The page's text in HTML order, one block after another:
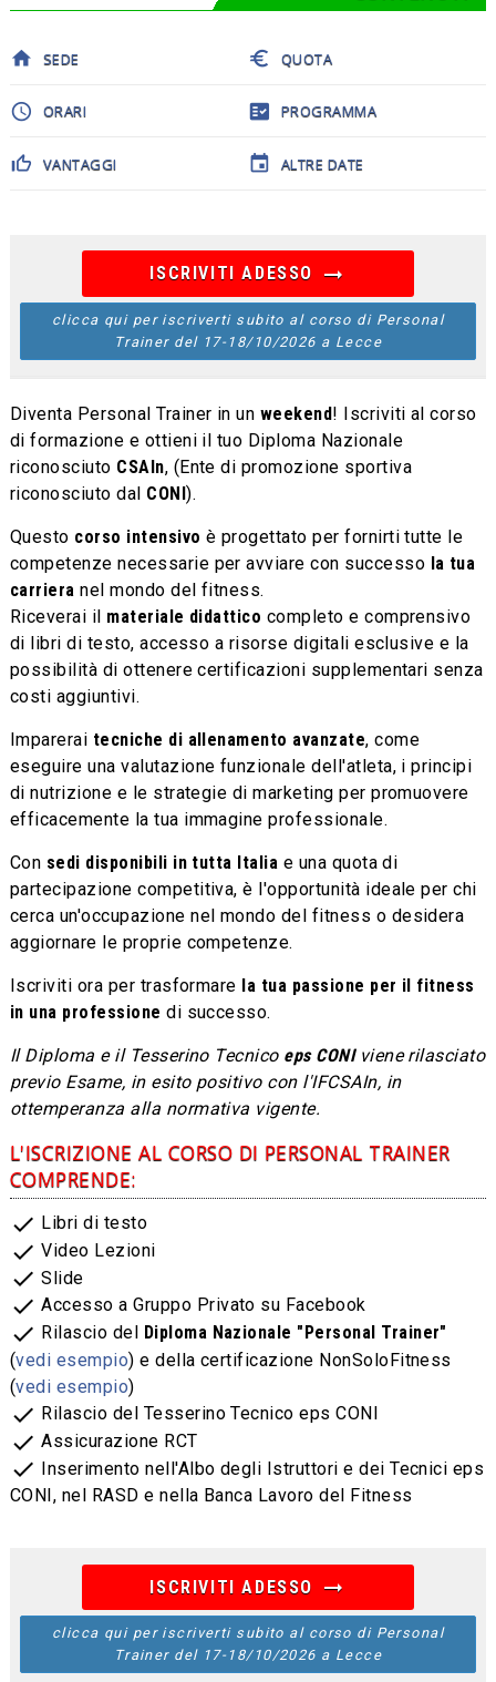
home SEDE euro QUOTA
schedule ORARI fact_check PROGRAMMA
thumb_up_off_alt VANTAGGI event ALTRE DATE
ISCRIVITI ADESSO arrow_right_alt
clicca qui per iscriverti subito al corso di Personal
Trainer del 17-18/10/2026 a Lecce
Diventa Personal Trainer in un weekend! Iscriviti al corso
di formazione e ottieni il tuo Diploma Nazionale
riconosciuto CSAIn, (Ente di promozione sportiva
riconosciuto dal CONI).
Questo corso intensivo è progettato per fornirti tutte le
competenze necessarie per avviare con successo la tua
carriera nel mondo del fitness.
Riceverai il materiale didattico completo e comprensivo
di libri di testo, accesso a risorse digitali esclusive e la
possibilità di ottenere certificazioni supplementari senza
costi aggiuntivi.
Imparerai tecniche di allenamento avanzate, come
eseguire una valutazione funzionale dell'atleta, i principi
di nutrizione e le strategie di marketing per promuovere
efficacemente la tua immagine professionale.
Con sedi disponibili in tutta Italia e una quota di
partecipazione competitiva, è l'opportunità ideale per chi
cerca un'occupazione nel mondo del fitness o desidera
aggiornare le proprie competenze.
Iscriviti ora per trasformare la tua passione per il fitness
in una professione di successo.
Il Diploma e il Tesserino Tecnico eps CONIviene rilasciato
previo Esame, in esito positivo con l'IFCSAIn, in
ottemperanza alla normativa vigente.
L'ISCRIZIONE AL CORSO DI PERSONAL TRAINER
COMPRENDE:
check Libri di testo
check Video Lezioni
check Slide
check Accesso a Gruppo Privato su Facebook
check Rilascio del
Diploma Nazionale "Personal Trainer"
(vedi esempio) e della certificazione NonSoloFitness
(vedi esempio)
check Rilascio del Tesserino Tecnico eps CONI
check Assicurazione RCT
check Inserimento nell'Albo degli Istruttori e dei Tecnici eps
CONI, nel RASD e nella Banca Lavoro del Fitness
ISCRIVITI ADESSO arrow_right_alt
clicca qui per iscriverti subito al corso di Personal
Trainer del 17-18/10/2026 a Lecce